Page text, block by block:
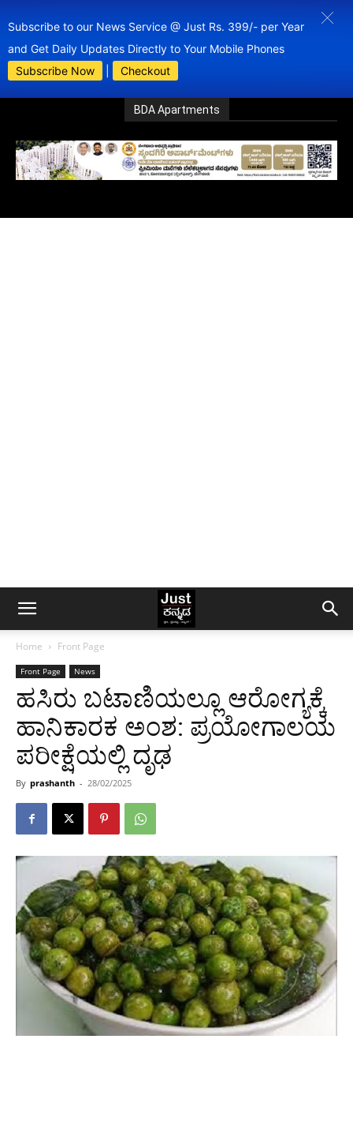
Subscribe to our News Service @ Just Rs. 399/- per Year
and Get Daily Updates Directly to Your Mobile Phones
Subscribe Now
Checkout
BDA Apartments
Home Front Page
Front Page News
ಹಸಿರು ಬಟಾಣಿಯಲ್ಲೂ ಆರೋಗ್ಯಕ್ಕೆ
ಹಾನಿಕಾರಕ ಅಂಶ: ಪ್ರಯೋಗಾಲಯ
ಪರೀಕ್ಷೆಯಲ್ಲಿ ದೃಢ
By prashanth - 28/02/2025